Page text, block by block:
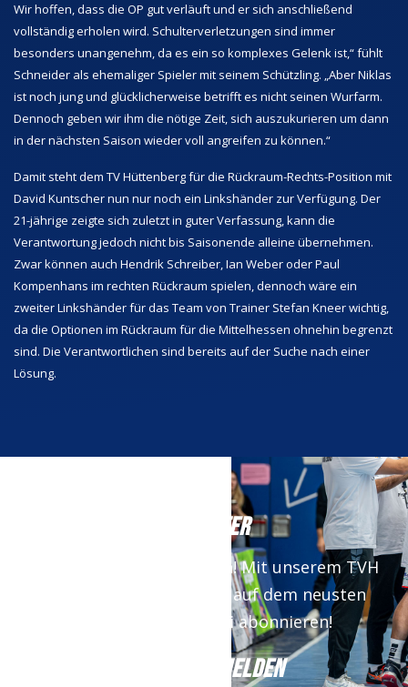
Wir hoffen, dass die OP gut verläuft und er sich anschließend
vollständig erholen wird. Schulterverletzungen sind immer
besonders unangenehm, da es ein so komplexes Gelenk ist,“ fühlt
Schneider als ehemaliger Spieler mit seinem Schützling. „Aber Niklas
ist noch jung und glücklicherweise betrifft es nicht seinen Wurfarm.
Dennoch geben wir ihm die nötige Zeit, sich auszukurieren um dann
in der nächsten Saison wieder voll angreifen zu können.“
Damit steht dem TV Hüttenberg für die Rückraum-Rechts-Position mit
David Kuntscher nun nur noch ein Linkshänder zur Verfügung. Der
21-jährige zeigte sich zuletzt in guter Verfassung, kann die
Verantwortung jedoch nicht bis Saisonende alleine übernehmen.
Zwar können auch Hendrik Schreiber, Ian Weber oder Paul
Kompenhans im rechten Rückraum spielen, dennoch wäre ein
zweiter Linkshänder für das Team von Trainer Stefan Kneer wichtig,
da die Optionen im Rückraum für die Mittelhessen ohnehin begrenzt
sind. Die Verantwortlichen sind bereits auf der Suche nach einer
Lösung.
NEWSLETTER
Keine News mehr verpassen! Mit unserem TVH
Newsletter bist du immer auf dem neusten
Stand. Jetzt kostenfrei abonnieren!
JETZT ANMELDEN